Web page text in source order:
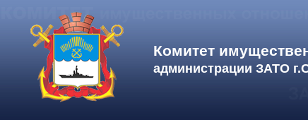
Комитет
администрации ЗАТО